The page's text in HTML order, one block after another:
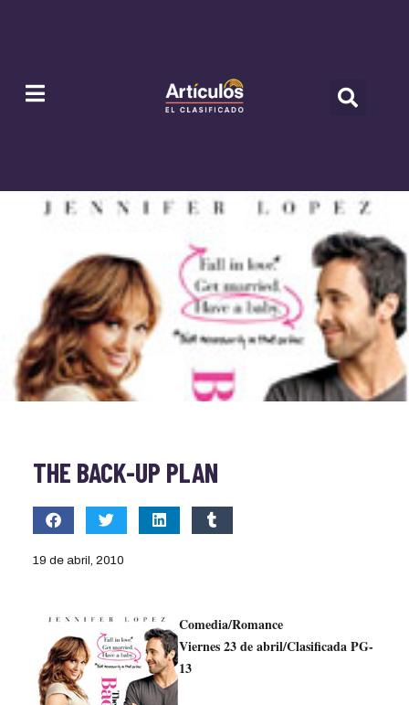
THE BACK-UP PLAN
19 de abril, 2010
Comedia/Romance
Viernes 23 de abril/Clasificada PG-
13